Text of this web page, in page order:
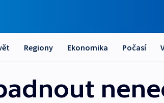
Regiony Ekonomika Počasí